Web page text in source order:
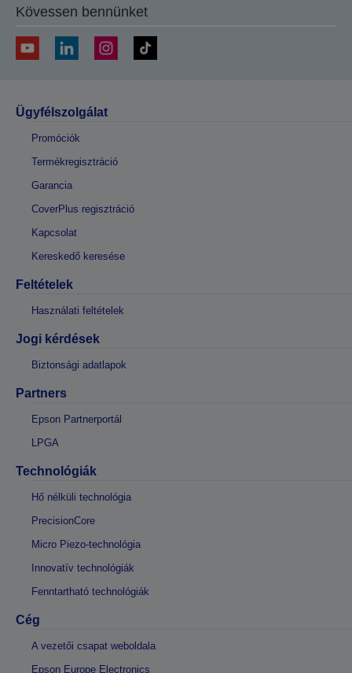
Kövessen bennünket
Ügyfélszolgálat
Promóciók
Termékregisztráció
Garancia
CoverPlus regisztráció
Kapcsolat
Kereskedő keresése
Feltételek
Használati feltételek
Jogi kérdések
Biztonsági adatlapok
Partners
Epson Partnerportál
LPGA
Technológiák
Hő nélküli technológia
PrecisionCore
Micro Piezo-technológia
Innovatív technológiák
Fenntartható technológiák
Cég
A vezetői csapat weboldala
Epson Europe Electronics